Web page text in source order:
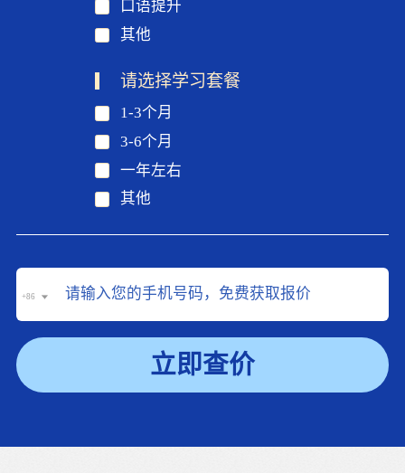
口语提升
其他
请选择学习套餐
1-3个月
3-6个月
一年左右
其他
+86
立即查价